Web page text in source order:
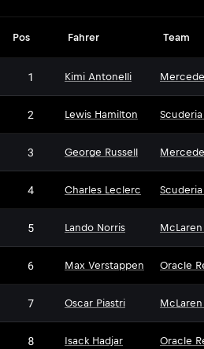
Pos Fahrer Team
1 Kimi Antonelli
2 Lewis Hamilton
3 George Russell
4 Charles Leclerc
5 Lando Norris
6 Max Verstappen Oracle
7 Oscar Piastri
8 Isack Hadjar Oracle